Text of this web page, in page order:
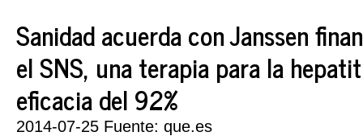
Sanidad acuerda con Janssen
el SNS, una terapia para la
eficacia del 92%
2014-07-25 Fuente: que.es